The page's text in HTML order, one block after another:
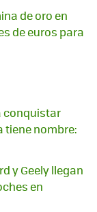
de oro en
de euros para
conquistar
tiene nombre:
y Geely llegan
en